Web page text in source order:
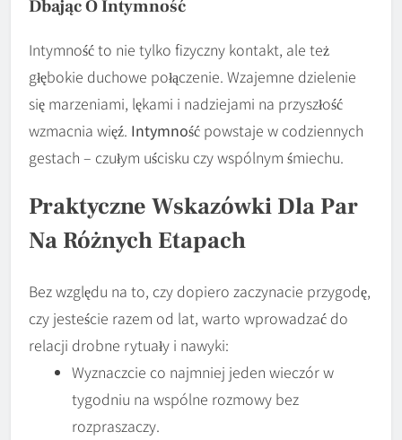
Dbając O Intymność
Intymność to nie tylko fizyczny kontakt, ale też
głębokie duchowe połączenie. Wzajemne dzielenie
się marzeniami, lękami i nadziejami na przyszłość
wzmacnia więź. Intymność powstaje w codziennych
gestach – czułym uścisku czy wspólnym śmiechu.
Praktyczne Wskazówki Dla Par
Na Różnych Etapach
Bez względu na to, czy dopiero zaczynacie przygodę,
czy jesteście razem od lat, warto wprowadzać do
relacji drobne rytuały i nawyki:
Wyznaczcie co najmniej jeden wieczór w
tygodniu na wspólne rozmowy bez
rozpraszaczy.